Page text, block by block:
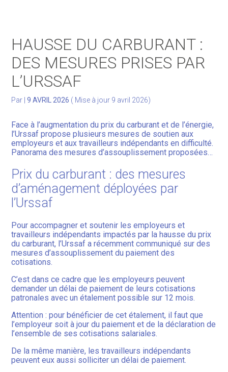
Gérer votre patrimoine
Facturation Électronique
HAUSSE DU CARBURANT :
DES MESURES PRISES PAR
L’URSSAF
Par |9 AVRIL 2026 ( Mise à jour 9 avril 2026)
Face à l’augmentation du prix du carburant et de l’énergie,
l’Urssaf propose plusieurs mesures de soutien aux
employeurs et aux travailleurs indépendants en difficulté.
Panorama des mesures d’assouplissement proposées…
Prix du carburant : des mesures
d’aménagement déployées par
l’Urssaf
Pour accompagner et soutenir les employeurs et
travailleurs indépendants impactés par la hausse du prix
du carburant, l’Urssaf a récemment communiqué sur des
mesures d’assouplissement du paiement des
cotisations.
C’est dans ce cadre que les employeurs peuvent
demander un délai de paiement de leurs cotisations
patronales avec un étalement possible sur 12 mois.
Attention : pour bénéficier de cet étalement, il faut que
l’employeur soit à jour du paiement et de la déclaration de
l’ensemble de ses cotisations salariales.
De la même manière, les travailleurs indépendants
peuvent eux aussi solliciter un délai de paiement.